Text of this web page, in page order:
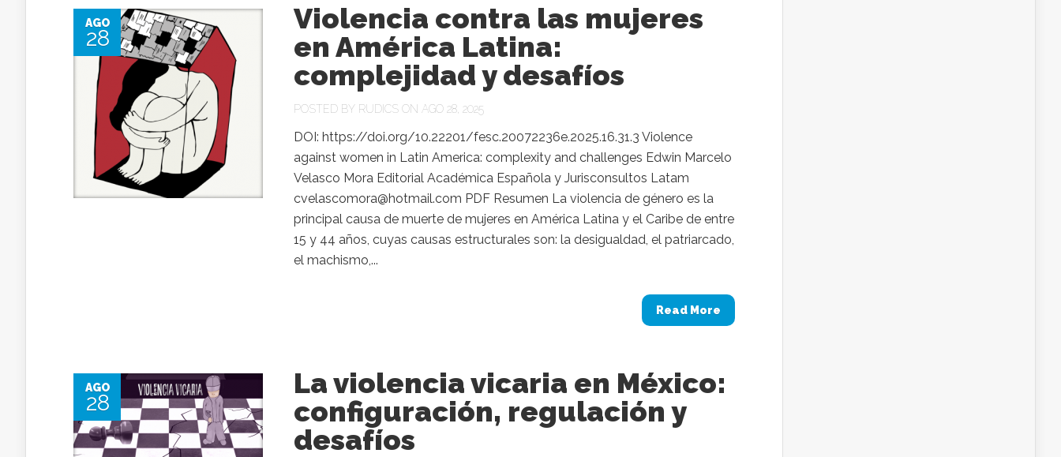
AGO
28
Violencia contra las mujeres
en América Latina:
complejidad y desafíos
POSTED BY RUDICS ON AGO 28, 2025
DOI: https://doi.org/10.22201/fesc.20072236e.2025.16.31.3 Violence
against women in Latin America: complexity and challenges Edwin Marcelo
Velasco Mora Editorial Académica Española y Jurisconsultos Latam
cvelascomora@hotmail.com PDF Resumen La violencia de género es la
principal causa de muerte de mujeres en América Latina y el Caribe de entre
15 y 44 años, cuyas causas estructurales son: la desigualdad, el patriarcado,
el machismo,...
Read More
AGO
28
La violencia vicaria en México:
configuración, regulación y
desafíos